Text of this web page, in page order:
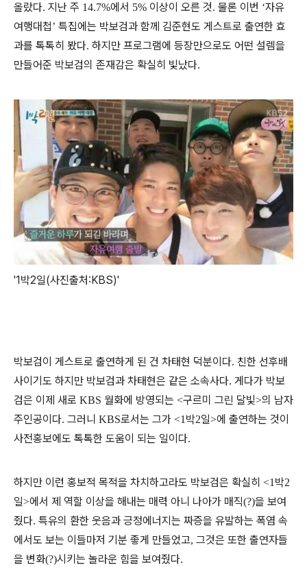
올랐다. 지난 주 14.7%에서 5% 이상이 오른 것. 물론 이번 ‘자유
여행대첩’ 특집에는 박보검과 함께 김준현도 게스트로 출연한 효
과를 톡톡히 봤다. 하지만 프로그램에 등장만으로도 어떤 설렘을
만들어준 박보검의 존재감은 확실히 빛났다.
'1박2일(사진출처:KBS)'
박보검이 게스트로 출연하게 된 건 차태현 덕분이다. 친한 선후배
사이기도 하지만 박보검과 차태현은 같은 소속사다. 게다가 박보
검은 이제 새로 KBS 월화에 방영되는 <구르미 그린 달빛>의 남자
주인공이다. 그러니 KBS로서는 그가 <1 박2일>에 출연하는 것이
사전홍보에도 톡톡한 도움이 되는 일이다.
하지만 이런 홍보적 목적을 차치하고라도 박보검은 확실히 <1 박2
일>에서 제 역할 이상을 해내는 매력 아니 나아가 매직(?)을 보여
줬다. 특유의 환한 웃음과 긍정에너지는 짜증을 유발하는 폭염 속
에서도 보는 이들마저 기분 좋게 만들었고, 그것은 또한 출연자들
을 변화(?)시키는 놀라운 힘을 보여줬다.